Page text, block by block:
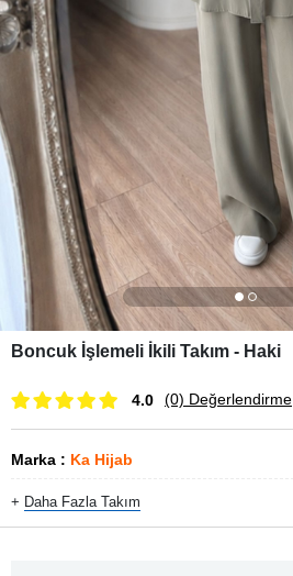
Boncuk İşlemeli İkili Takım - Haki
4.0 (0) Değerlendirme
Marka : Ka Hijab
+ Daha Fazla Takım